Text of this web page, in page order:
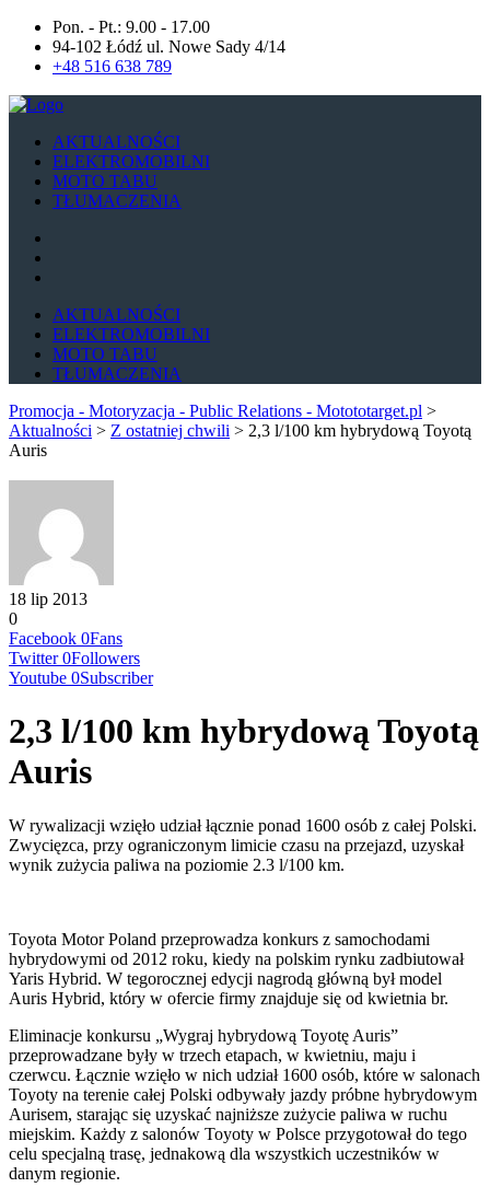
Pon. - Pt.: 9.00 - 17.00
94-102 Łódź ul. Nowe Sady 4/14
+48 516 638 789
AKTUALNOŚCI
ELEKTROMOBILNI
MOTO TABU
TŁUMACZENIA
AKTUALNOŚCI
ELEKTROMOBILNI
MOTO TABU
TŁUMACZENIA
Promocja - Motoryzacja - Public Relations - Motototarget.pl >
Aktualności > Z ostatniej chwili > 2,3 l/100 km hybrydową Toyotą
Auris
18 lip 2013
0
Facebook 0Fans
Twitter 0Followers
Youtube 0Subscriber
2,3 l/100 km hybrydową Toyotą
Auris
W rywalizacji wzięło udział łącznie ponad 1600 osób z całej Polski.
Zwycięzca, przy ograniczonym limicie czasu na przejazd, uzyskał
wynik zużycia paliwa na poziomie 2.3 l/100 km.
Toyota Motor Poland przeprowadza konkurs z samochodami
hybrydowymi od 2012 roku, kiedy na polskim rynku zadbiutował
Yaris Hybrid. W tegorocznej edycji nagrodą główną był model
Auris Hybrid, który w ofercie firmy znajduje się od kwietnia br.
Eliminacje konkursu „Wygraj hybrydową Toyotę Auris”
przeprowadzane były w trzech etapach, w kwietniu, maju i
czerwcu. Łącznie wzięło w nich udział 1600 osób, które w salonach
Toyoty na terenie całej Polski odbywały jazdy próbne hybrydowym
Aurisem, starając się uzyskać najniższe zużycie paliwa w ruchu
miejskim. Każdy z salonów Toyoty w Polsce przygotował do tego
celu specjalną trasę, jednakową dla wszystkich uczestników w
danym regionie.